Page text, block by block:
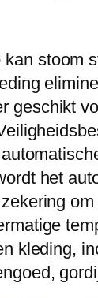
stoom
geschikt
het
kleding,